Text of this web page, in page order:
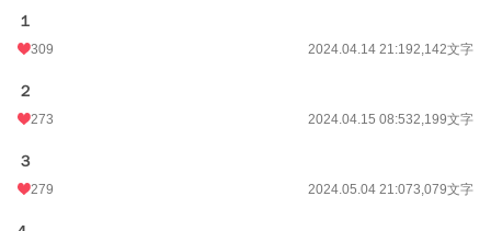
１
309 2024.04.14 21:192,142文字
２
273 2024.04.15 08:532,199文字
３
279 2024.05.04 21:073,079文字